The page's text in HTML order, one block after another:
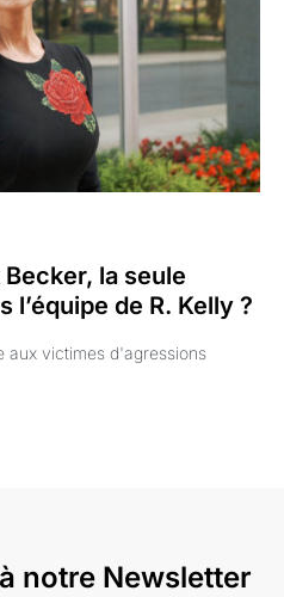
la seule
de R. Kelly ?
aux victimes d'agressions
notre Newsletter